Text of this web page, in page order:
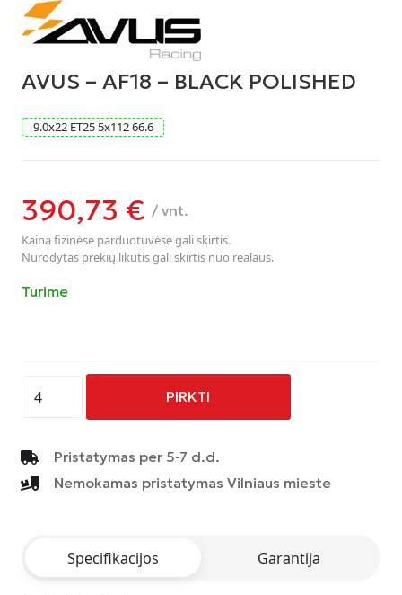
AVUS – AF18 – BLACK POLISHED
9.0x22 ET25 5x11266.6
390,73 € / vnt.
Kaina fizinėse parduotuvėse gali skirtis.
Nurodytas prekių likutis gali skirtis nuo realaus.
Turime
kiekis:
-
AF18
-
PIRKTI
Pristatymas per 5-7 d.d.
Nemokamas pristatymas Vilniaus mieste
Specifikacijos Garantija